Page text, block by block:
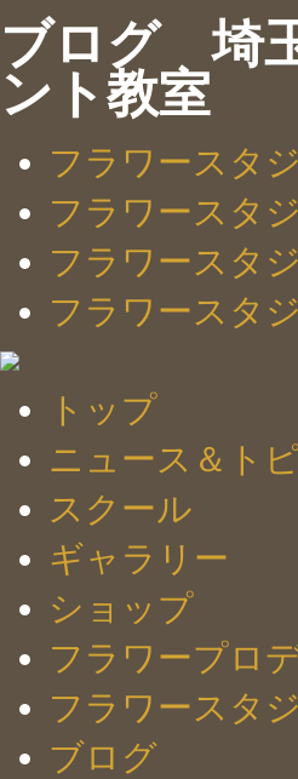
ブログ 埼
ント教室
フラワースタ
フラワースタ
フラワースタ
フラワースタ
トップ
ニュース＆ト
スクール
ギャラリー
ショップ
フラワープロ
フラワースタ
ブログ